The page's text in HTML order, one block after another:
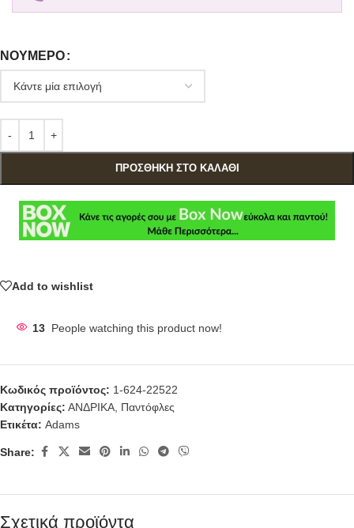
ΝΟΎΜΕΡΟ
ΠΡΟΣΘΉΚΗ ΣΤΟ ΚΑΛΆΘΙ
Add to wishlist
13 People watching this product now!
Κωδικός προϊόντος: 1-624-22522
Κατηγορίες: ΑΝΔΡΙΚΑ Παντόφλες
Ετικέτα: Adams
Share:
Σχετικά προϊόντα